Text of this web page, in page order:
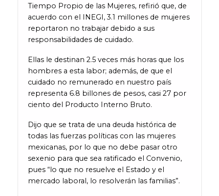
Tiempo Propio de las Mujeres, refirió que, de
acuerdo con el INEGI, 3.1 millones de mujeres
reportaron no trabajar debido a sus
responsabilidades de cuidado.
Ellas le destinan 2.5 veces más horas que los
hombres a esta labor; además, de que el
cuidado no remunerado en nuestro país
representa 6.8 billones de pesos, casi 27 por
ciento del Producto Interno Bruto.
Dijo que se trata de una deuda histórica de
todas las fuerzas políticas con las mujeres
mexicanas, por lo que no debe pasar otro
sexenio para que sea ratificado el Convenio,
pues “lo que no resuelve el Estado y el
mercado laboral, lo resolverán las familias”.